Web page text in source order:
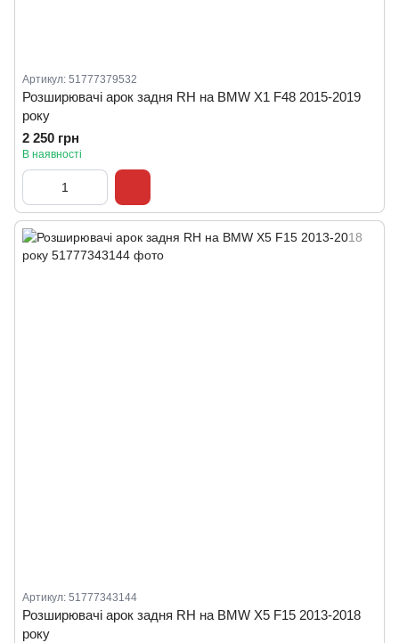
Артикул: 51777379532
Розширювачі арок задня RH на BMW X1 F48 2015-2019
року
2 250 грн
В наявності
Артикул: 51777343144
Розширювачі арок задня RH на BMW X5 F15 2013-2018
року